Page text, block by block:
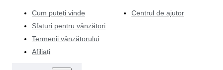
Cum puteți vinde
Sfaturi pentru vânzători
Termenii vânzătorului
Afiliați
Centrul de ajutor